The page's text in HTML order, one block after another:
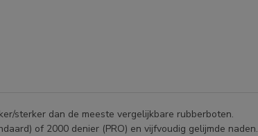
sterker dan de meeste vergelijkbare rubberboten.
of 2000 denier (PRO) en vijfvoudig gelijmde naden.